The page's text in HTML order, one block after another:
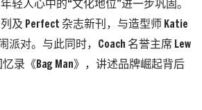
轻人心中的“文化地位”进一步巩固。
及 Perfect 杂志新刊，与造型师 Katie
派对。与此同时，Coach 名誉主席 Lew
录《Bag Man》，讲述品牌崛起背后